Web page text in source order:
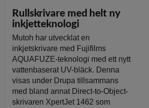
Rullskrivare med helt ny
inkjetteknologi
Mutoh har utvecklat en
inkjetskrivare med Fujifilms
AQUAFUZE-teknologi med ett nytt
vattenbaserat UV-bläck. Denna
visas under Drupa tillsammans
med bland annat Direct-to-Object-
skrivaren XpertJet 1462 som